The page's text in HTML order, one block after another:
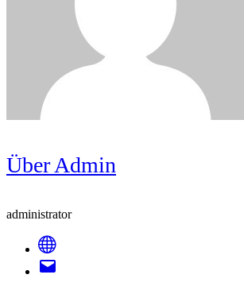
Über Admin
administrator